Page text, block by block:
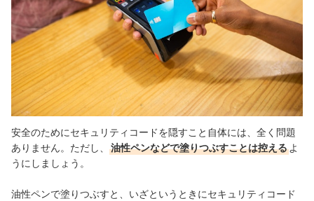
安全のためにセキュリティコードを隠すこと自体には、全く問題
ありません。ただし、
油性ペンなどで塗りつぶすことは控える よ
うにしましょう。
油性ペンで塗りつぶすと、いざというときにセキュリティコード